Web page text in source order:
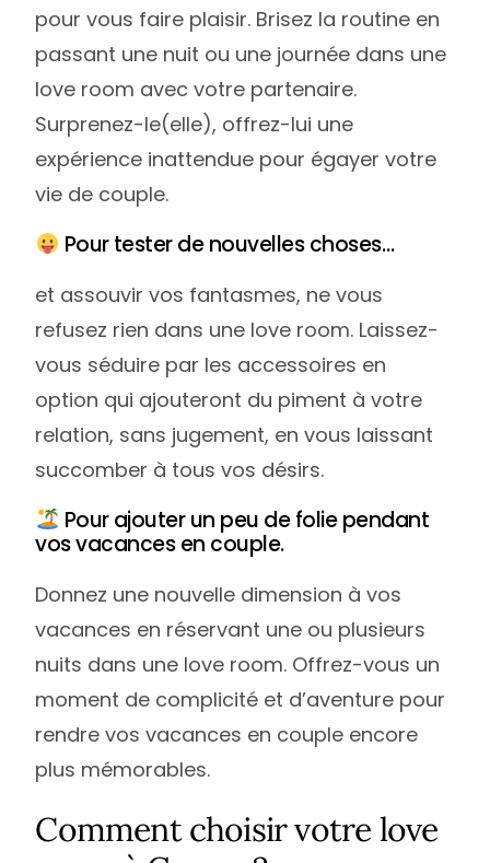
pour vous faire plaisir. Brisez la routine en
passant une nuit ou une journée dans une
love room avec votre partenaire.
Surprenez-le(elle), offrez-lui une
expérience inattendue pour égayer votre
vie de couple.
Pour tester de nouvelles choses…
et assouvir vos fantasmes, ne vous
refusez rien dans une love room. Laissez-
vous séduire par les accessoires en
option qui ajouteront du piment à votre
relation, sans jugement, en vous laissant
succomber à tous vos désirs.
Pour ajouter un peu de folie pendant
vos vacances en couple.
Donnez une nouvelle dimension à vos
vacances en réservant une ou plusieurs
nuits dans une love room. Offrez-vous un
moment de complicité et d’aventure pour
rendre vos vacances en couple encore
plus mémorables.
Comment choisir votre love